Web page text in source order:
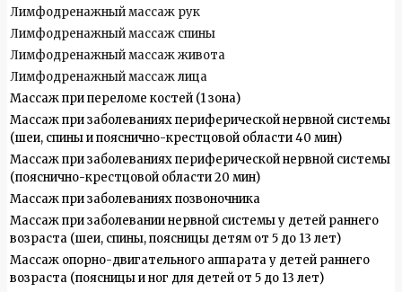
Лимфодренажный массаж рук
Лимфодренажный массаж спины
Лимфодренажный массаж живота
Лимфодренажный массаж лица
Массаж при переломе костей (1 зона)
Массаж при заболеваниях периферической нервной системы
(шеи, спины и пояснично-крестцовой области 40 мин)
Массаж при заболеваниях периферической нервной системы
(пояснично-крестцовой области 20 мин)
Массаж при заболеваниях позвоночника
Массаж при заболевании нервной системы у детей раннего
возраста (шеи, спины, поясницы детям от 5 до 13 лет)
Массаж опорно-двигательного аппарата у детей раннего
возраста (поясницы и ног для детей от 5 до 13 лет)